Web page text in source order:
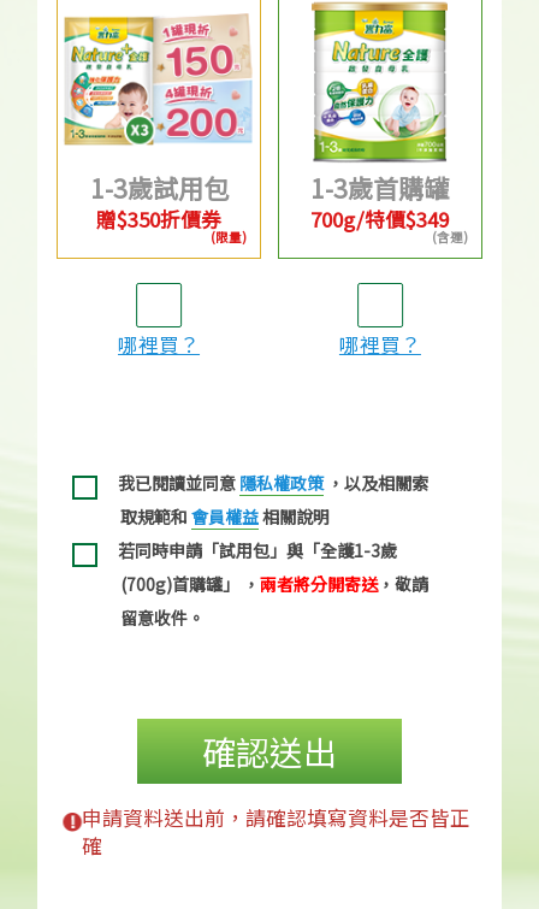
1-3歲試用包
贈$350折價券
(限量)
哪裡買？
1-3歲首購罐
700g/特價$349
(含運)
哪裡買？
我已閱讀並同意 隱私權政策，以及相關索
取規範和會員權益相關說明
若同時申請「試用包」與「全護1-3歲
(700g)首購罐」 ，兩者將分開寄送，敬請
留意收件。
確認送出
申請資料送出前，請確認填寫資料是否皆正
確